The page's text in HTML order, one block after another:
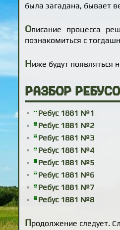
была загадана, бывает
Описание процесса
познакомиться с
Ниже будут появляться
Разбор
Ребус 1881 №1
Ребус 1881 №2
Ребус 1881 №3
Ребус 1881 №4
Ребус 1881 №5
Ребус 1881 №6
Ребус 1881 №7
Ребус 1881 №8
Продолжение следует.